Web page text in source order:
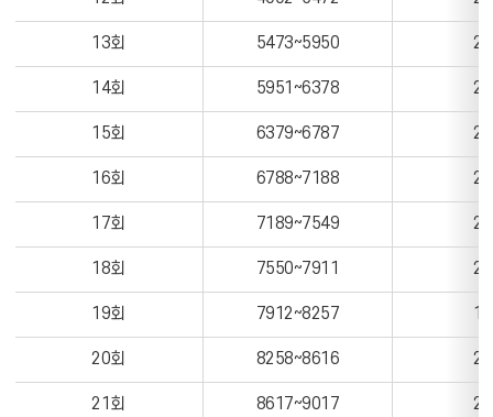
13회 5473~5950
14회 5951~6378
15회 6379~6787
16회 6788~7188
17회 7189~7549
18회 7550~7911
19회 7912~8257
20회 8258~8616
21회 8617~9017